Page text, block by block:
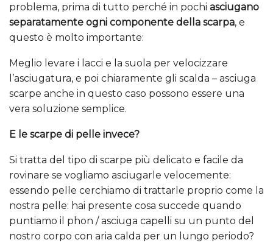
problema, prima di tutto perché in pochi asciugano
separatamente ogni componente della scarpa, e
questo è molto importante:
Meglio levare i lacci e la suola per velocizzare
l’asciugatura, e poi chiaramente gli scalda – asciuga
scarpe anche in questo caso possono essere una
vera soluzione semplice.
E le scarpe di pelle invece?
Si tratta del tipo di scarpe più delicato e facile da
rovinare se vogliamo asciugarle velocemente:
essendo pelle cerchiamo di trattarle proprio come la
nostra pelle: hai presente cosa succede quando
puntiamo il phon / asciuga capelli su un punto del
nostro corpo con aria calda per un lungo periodo?